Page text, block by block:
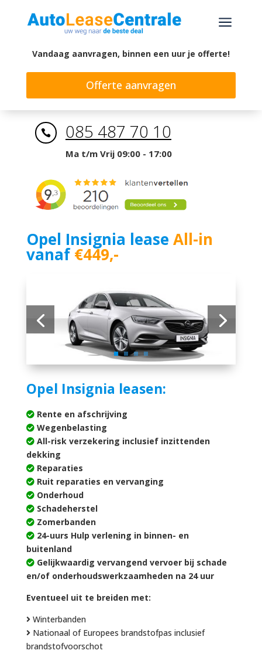
a
Vandaag aanvragen, binnen een uur je offerte!
Offerte aanvragen
 085 487 70 10
Ma t/m Vrij 09:00 - 17:00
Opel Insignia lease All-in
vanaf€449,-
Opel Insignia leasen:
Rente en afschrijving
Wegenbelasting
All-risk verzekering inclusief inzittenden
dekking
Reparaties
Ruit reparaties en vervanging
Onderhoud
Schadeherstel
Zomerbanden
24-uurs Hulp verlening in binnen- en
buitenland
Gelijkwaardig vervangend vervoer bij schade
en/of onderhoudswerkzaamheden na 24 uur
Eventueel uit te breiden met:
Winterbanden
Nationaal of Europees brandstofpas inclusief
brandstofvoorschot